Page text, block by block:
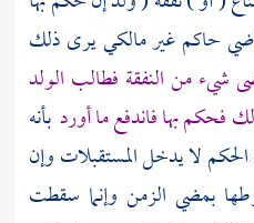
حاكم غير مالكي يرى ذلك
شيء من النفقة فطالب الولد
فحكم بها فاندفع ما أورد بأنه
لا يدخل المستقبلات وإن
بمضي الزمن وإنما سقطت